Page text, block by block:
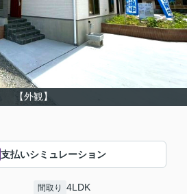
【外観】
支払いシミュレーション
間取り 4LDK